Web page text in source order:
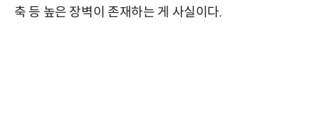
축 등 높은 장벽이 존재하는 게 사실이다.